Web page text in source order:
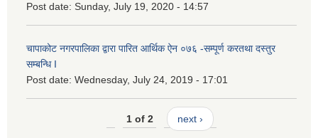
Post date: Sunday, July 19, 2020 - 14:57
चापाकोट नगरपालिका द्वारा पारित आर्थिक ऐन ०७६ -सम्पूर्ण करतथा दस्तुर
सम्बन्धि I
Post date: Wednesday, July 24, 2019 - 17:01
1 of 2 next ›